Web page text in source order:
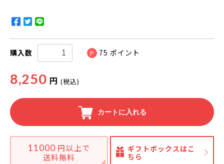
購入数 P 75 ポイント
8,250 円 (税込)
カートに入れる
11000 円以上で
送料無料
ギフトボックスはこ
ちら